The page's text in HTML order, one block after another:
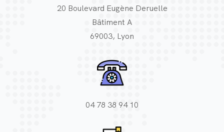
20 Boulevard Eugène Deruelle
Bâtiment A
69003, Lyon
04 78 38 94 10